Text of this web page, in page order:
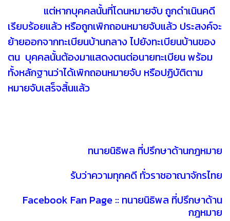
แต่หากบุคคลนั้นที่โดนหมายจับ ถูกดำเนินคดี
เรียบร้อยแล้ว หรือถูกเพิกถอนหมายจับแล้ว ประสงค์จะ
ย้ายออกจากทะเบียนบ้านกลาง ไปยังทะเบียนบ้านของ
ตน บุคคลนั้นต้องมาแสดงตนต่อนายทะเบียน พร้อม
ทั้งหลักฐานว่าได้เพิกถอนหมายจับ หรือปฏิบัติตาม
หมายจับเสร็จสิ้นแล้ว
ทนายนิธิพล ที่ปรึกษาด้านกฎหมาย
รับว่าความทุกคดี ทั่วราชอาณาจักรไทย
Facebook Fan Page :: ทนายนิธิพล ที่ปรึกษาด้าน
กฎหมาย